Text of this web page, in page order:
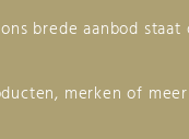
brede aanbod
merken of